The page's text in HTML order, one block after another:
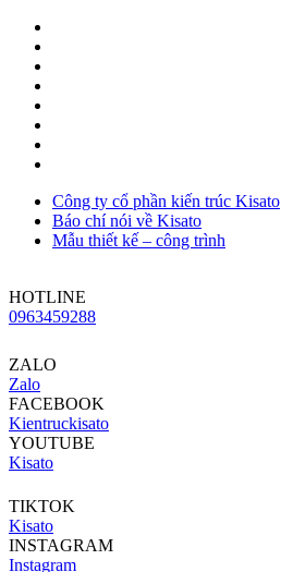
Công ty cổ phần kiến trúc Kisato
Báo chí nói về Kisato
Mẫu thiết kế – công trình
HOTLINE
0963459288
ZALO
Zalo
FACEBOOK
Kientruckisato
YOUTUBE
Kisato
TIKTOK
Kisato
INSTAGRAM
Instagram